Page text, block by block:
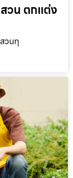
วน ตกแต่ง
วนทุ